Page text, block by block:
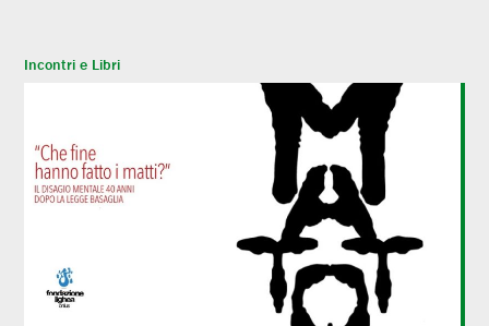
Incontri e Libri